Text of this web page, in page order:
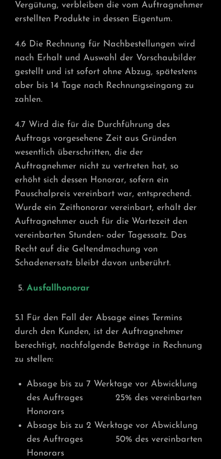
Vergütung, verbleiben die vom Auftragnehmer
erstellten Produkte in dessen Eigentum.
4.6 Die Rechnung für Nachbestellungen wird
nach Erhalt und Auswahl der Vorschaubilder
gestellt und ist sofort ohne Abzug, spätestens
aber bis 14 Tage nach Rechnungseingang zu
zahlen.
4.7 Wird die für die Durchführung des
Auftrags vorgesehene Zeit aus Gründen
wesentlich überschritten, die der
Auftragnehmer nicht zu vertreten hat, so
erhöht sich dessen Honorar, sofern ein
Pauschalpreis vereinbart war, entsprechend.
Wurde ein Zeithonorar vereinbart, erhält der
Auftragnehmer auch für die Wartezeit den
vereinbarten Stunden- oder Tagessatz. Das
Recht auf die Geltendmachung von
Schadenersatz bleibt davon unberührt.
Ausfallhonorar
5.1 Für den Fall der Absage eines Termins
durch den Kunden, ist der Auftragnehmer
berechtigt, nachfolgende Beträge in Rechnung
zu stellen:
Absage bis zu 7 Werktage vor Abwicklung
des Auftrages 25% des vereinbarten
Honorars
Absage bis zu 2 Werktage vor Abwicklung
des Auftrages 50% des vereinbarten
Honorars